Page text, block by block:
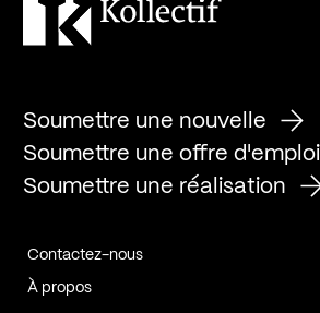
Soumettre une nouvelle
Soumettre une offre d'emploi
Soumettre une réalisation
Contactez-nous
À propos